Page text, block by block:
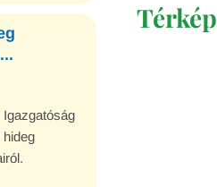
Térkép